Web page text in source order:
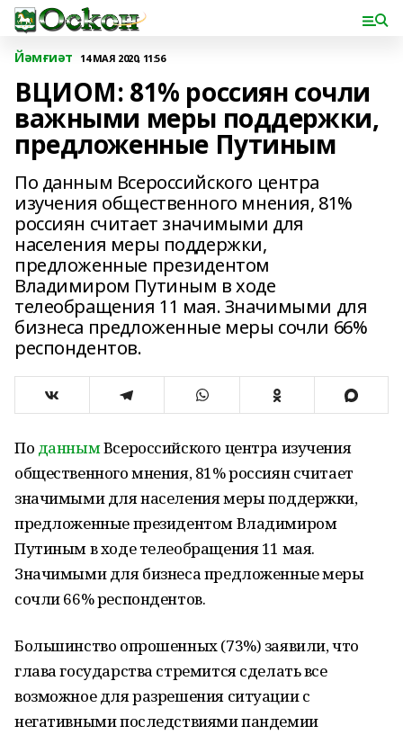
Йәмғиәт 14 МАЯ 2020, 11:56
ВЦИОМ: 81% россиян сочли
важными меры поддержки,
предложенные Путиным
По данным Всероссийского центра
изучения общественного мнения, 81%
россиян считает значимыми для
населения меры поддержки,
предложенные президентом
Владимиром Путиным в ходе
телеобращения 11 мая. Значимыми для
бизнеса предложенные меры сочли 66%
респондентов.
По даннымВсероссийского центра изучения
общественного мнения, 81% россиян считает
значимыми для населения меры поддержки,
предложенные президентом Владимиром
Путиным в ходе телеобращения 11 мая.
Значимыми для бизнеса предложенные меры
сочли 66% респондентов.
Большинство опрошенных (73%) заявили, что
глава государства стремится сделать все
возможное для разрешения ситуации с
негативными последствиями пандемии